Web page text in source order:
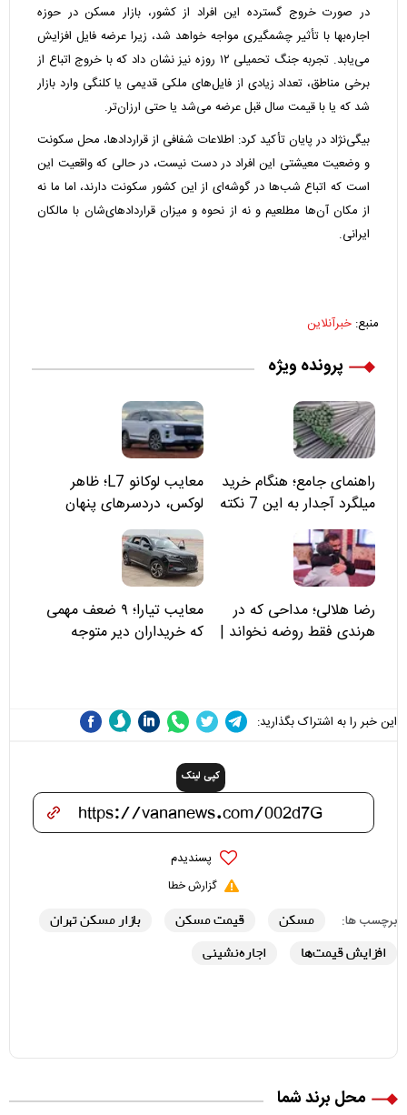
در صورت خروج گسترده این افراد از کشور، بازار مسکن در حوزه
اجاره‌بها با تأثیر چشمگیری مواجه خواهد شد، زیرا عرضه فایل افزایش
می‌یابد. تجربه جنگ تحمیلی ۱۲ روزه نیز نشان داد که با خروج اتباع از
برخی مناطق، تعداد زیادی از فایل‌های ملکی قدیمی یا کلنگی وارد بازار
شد که یا با قیمت سال قبل عرضه می‌شد یا حتی ارزان‌تر.
بیگی‌نژاد در پایان تأکید کرد: اطلاعات شفافی از قراردادها، محل سکونت
و وضعیت معیشتی این افراد در دست نیست، در حالی که واقعیت این
است که اتباع شب‌ها در گوشه‌ای از این کشور سکونت دارند، اما ما نه
از مکان آن‌ها مطلعیم و نه از نحوه و میزان قراردادهای‌شان با مالکان
ایرانی.
منبع: خبرآنلاین
پرونده ویژه
راهنمای جامع؛ هنگام خرید
میلگرد آجدار به این 7 نکته
توجه کنید
معایب لوکانو L7؛ ظاهر
لوکس، دردسرهای پنهان
رضا هلالی؛ مداحی که در
هرندی فقط روضه نخواند |
معایب تیارا؛ ۹ ضعف مهمی
که خریداران دیر متوجه
این خبر را به اشتراک بگذارید:
کپی لینک
پسندیدم
گزارش خطا
برچسب ها: مسکن قیمت مسکن
بازار مسکن تهران
افزایش قیمت‌ها
اجاره‌نشینی
محل برند شما